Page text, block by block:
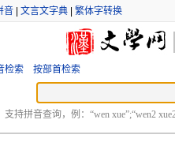
音| 文言文字典| 繁体字转换
检索 按部首检索
支持拼音查询，例：“wen xue”;“wen2